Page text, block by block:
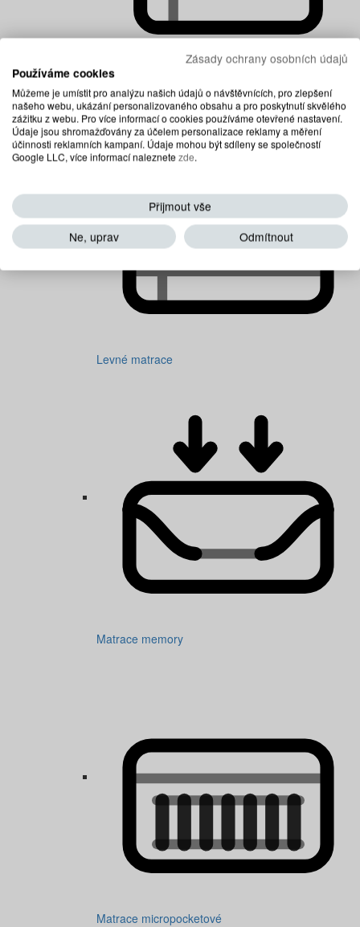
Dětské matrace
Levné matrace
Matrace memory
Matrace micropocketové
Zásady ochrany osobních údajů
Používáme cookies
Můžeme je umístit pro analýzu našich údajů o návštěvnících, pro zlepšení
našeho webu, ukázání personalizovaného obsahu a pro poskytnutí skvělého
zážitku z webu. Pro více informací o cookies používáme otevřené nastavení.
Údaje jsou shromažďovány za účelem personalizace reklamy a měření
účinnosti reklamních kampaní. Údaje mohou být sdíleny se společností
Google LLC, více informací naleznetezde.
Přijmout vše
Ne, uprav
Odmítnout